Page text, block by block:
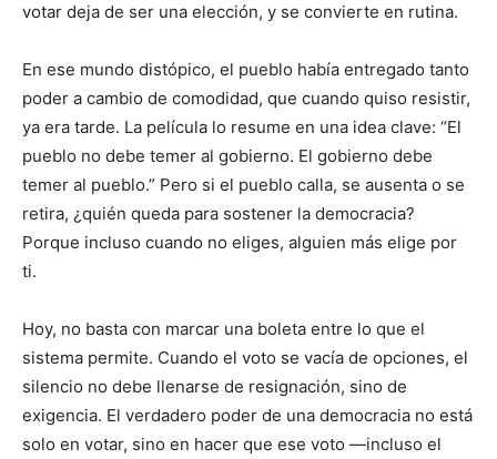
votar deja de ser una elección, y se convierte en rutina.
En ese mundo distópico, el pueblo había entregado tanto
poder a cambio de comodidad, que cuando quiso resistir,
ya era tarde. La película lo resume en una idea clave: “El
pueblo no debe temer al gobierno. El gobierno debe
temer al pueblo.” Pero si el pueblo calla, se ausenta o se
retira, ¿quién queda para sostener la democracia?
Porque incluso cuando no eliges, alguien más elige por
ti.
Hoy, no basta con marcar una boleta entre lo que el
sistema permite. Cuando el voto se vacía de opciones, el
silencio no debe llenarse de resignación, sino de
exigencia. El verdadero poder de una democracia no está
solo en votar, sino en hacer que ese voto —incluso el